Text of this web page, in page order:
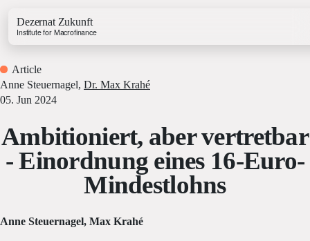
Dezernat Zukunft
Institute for Macrofinance
Growth & Budget Lab
Energy Lab
Business Lab
Price Lab
Article
Anne Steuernagel, Dr. Max Krahé
05. Jun 2024
Ambitioniert, aber vertretbar
- Einordnung eines 16-Euro-
Mindestlohns
Anne Steuernagel, Max Krahé